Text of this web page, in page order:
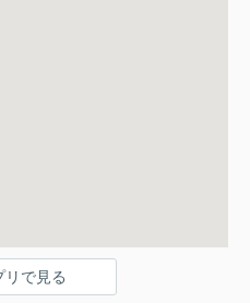
リで見る